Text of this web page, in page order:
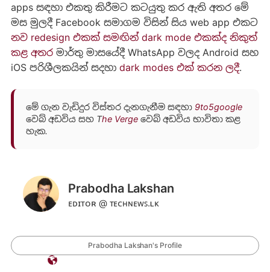
apps සඳහා එකතු කිරීමට කටයුතු කර ඇති අතර මේ
මස මුලදී Facebook සමාගම විසින් සිය web app එකට
නව redesign එකක් සමඟින් dark mode එකක්ද නිකුත්
කළ අතරමාර්තු මාසයේදී WhatsApp වලද Android සහ
iOS පරිශීලකයින් සදහා dark modes එක් කරන ලදී.
මේ ගැන වැඩිදුර විස්තර දැනගැනීම සඳහා 9to5google
වෙබ් අඩවියසහ The Vergeවෙබ් අඩවිය භාවිතා කළ
හැක.
Prabodha Lakshan
ᴇᴅɪᴛᴏʀ @ ᴛᴇᴄʜɴᴇᴡꜱ.ʟᴋ
Prabodha Lakshan's Profile